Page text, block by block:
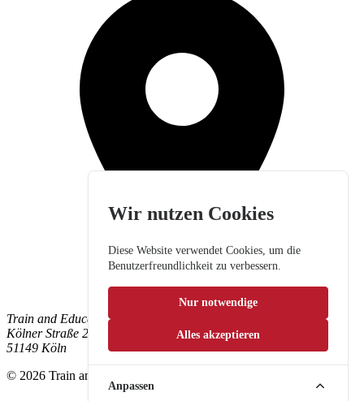
Train and Education GmbH
Kölner Straße 265
51149 Köln
© 2026 Train and Education GmbH. Alle Rechte vorbehalten.
Wir nutzen Cookies
Diese Website verwendet Cookies, um die
Benutzerfreundlichkeit zu verbessern.
Nur notwendige
Alles akzeptieren
Anpassen